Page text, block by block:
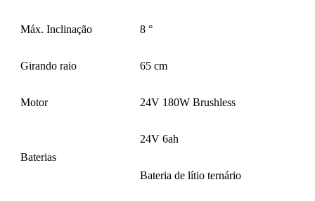
Máx. Inclinação 8 °
Girando raio 65 cm
Motor 24V 180W Brushless
Baterias
24V 6ah
Bateria de lítio ternário